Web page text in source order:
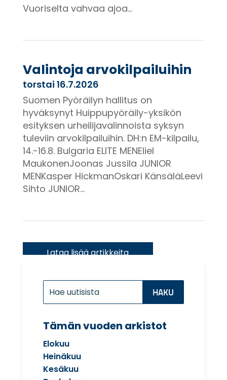
Vuoriselta vahvaa ajoa...
Valintoja arvokilpailuihin
torstai 16.7.2026
Suomen Pyöräilyn hallitus on
hyväksynyt Huippupyöräily-yksikön
esityksen urheilijavalinnoista syksyn
tuleviin arvokilpailuihin. DH:n EM-kilpailu,
14.-16.8. Bulgaria ELITE MENEliel
MaukonenJoonas Jussila JUNIOR
MENKasper HickmanOskari KänsäläLeevi
Sihto JUNIOR...
« Vanhemmat merkinnät
for...
Tämän vuoden arkistot
Elokuu
Heinäkuu
Kesäkuu